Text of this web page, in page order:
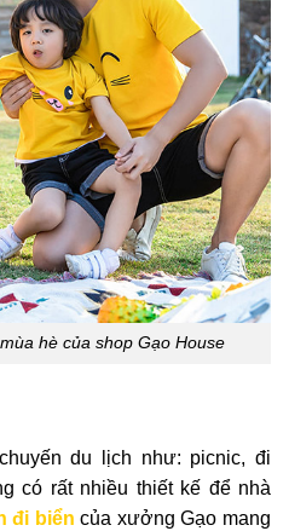
hè của shop Gạo House
du lịch như: picnic, đi
có rất nhiều thiết kế để nhà
đi biển của xưởng Gạo mang